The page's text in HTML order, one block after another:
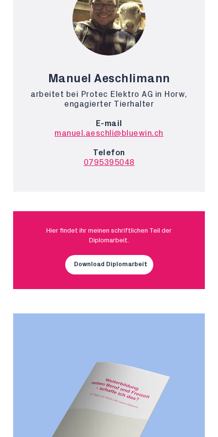
Manuel Aeschlimann
arbeitet bei Protec Elektro AG in Horw,
engagierter Tierhalter
E-mail
manuel.aeschli@bluewin.ch
Telefon
0795395048
Hier findet ihr meinen schriftlichen Teil der
Diplomarbeit.
Download Diplomarbeit